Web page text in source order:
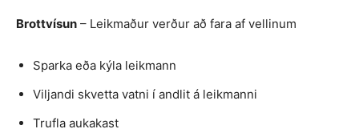
Brottvísun – Leikmaður verður að fara af vellinum
Sparka eða kýla leikmann
Viljandi skvetta vatni í andlit á leikmanni
Trufla aukakast